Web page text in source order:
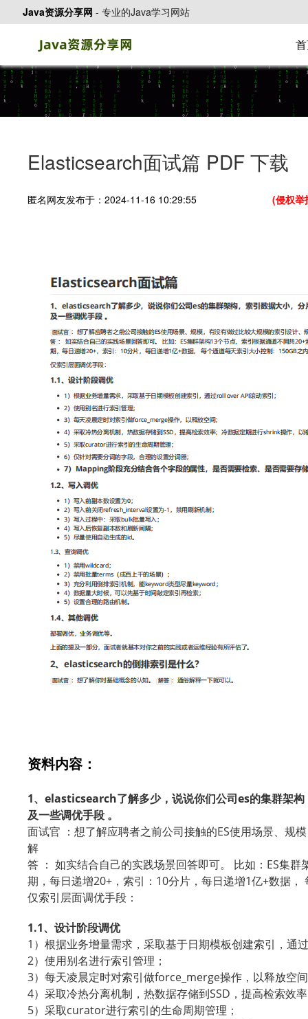
Java资源分享网 - 专业的Java学习网站
Elasticsearch面试篇 PDF 下载
匿名网友发布于：2024-11-16 10:29:55 (侵权举
资料内容：
1、 elasticsearch了解多少，说说你们公司 es的集群架
及一些调优手段 。
面试官 ：想了解应聘者之前公司接触的ES使用场景、规
解
答 ： 如实结合自己的实践场景回答即可。 比如： ES集群
期，每日递增20+ ，索引： 10分片，每日递增1亿+数据，
仅索引层面调优手段：
1.1、设计阶段调优
1 ）根据业务增量需求，采取基于日期模板创建索引，通过
2）使用别名进行索引管理；
3）每天凌晨定时对索引做force_merge操作，以释放空
4）采取冷热分离机制，热数据存储到 SSD ，提高检索效
5）采取curator进行索引的生命周期管理；